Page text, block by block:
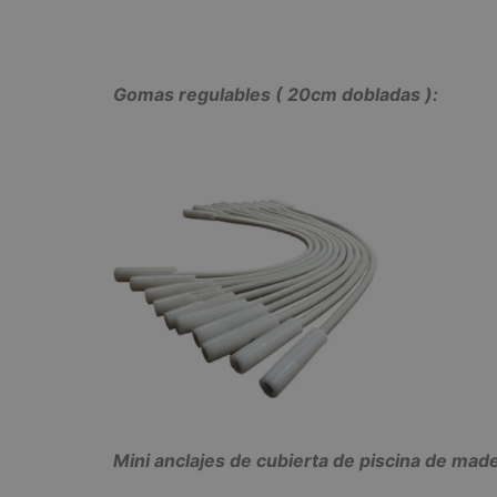
Gomas regulables ( 20cm dobladas ):
Mini anclajes de cubierta de piscina de